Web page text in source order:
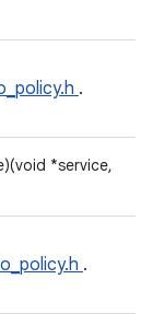
.
*service,
.